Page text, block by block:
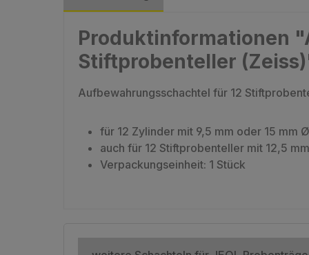
Produktinformationen
Stiftprobenteller
Aufbewahrungsschachtel für 12
für 12 Zylinder mit 9,5 mm oder 15 mm
auch für 12 Stiftprobenteller mit 12,5
Verpackungseinheit: 1 Stück